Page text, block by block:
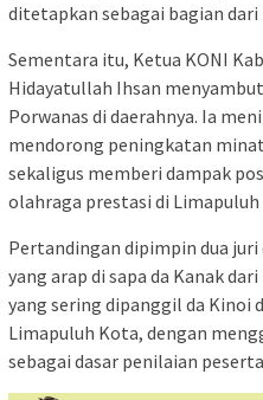
ditetapkan sebagai bagian dari
‎Sementara itu, Ketua KONI
Hidayatullah Ihsan
Porwanas di daerahnya. Ia
mendorong peningkatan
sekaligus memberi dampak
olahraga prestasi di Limapuluh
‎Pertandingan dipimpin dua juri
yang arap di sapa da Kanak
yang sering dipanggil da Kinoi
Limapuluh Kota, dengan
sebagai dasar penilaian